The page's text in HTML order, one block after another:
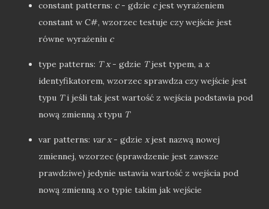
constant patterns: c- gdzie cjest wyrażeniem
constant w C#, wzorzec testuje czy wejście jest
równe wyrażeniu c
type patterns: T x- gdzie Tjest typem, a x
identyfikatorem, wzorzec sprawdza czy wejście jest
typu Ti jeśli tak jest wartość z wejścia podstawia pod
nową zmienną xtypu T
var patterns: var x- gdzie xjest nazwą nowej
zmiennej, wzorzec (sprawdzenie jest zawsze
prawdziwe) jedynie ustawia wartość z wejścia pod
nową zmienną xo typie takim jak wejście